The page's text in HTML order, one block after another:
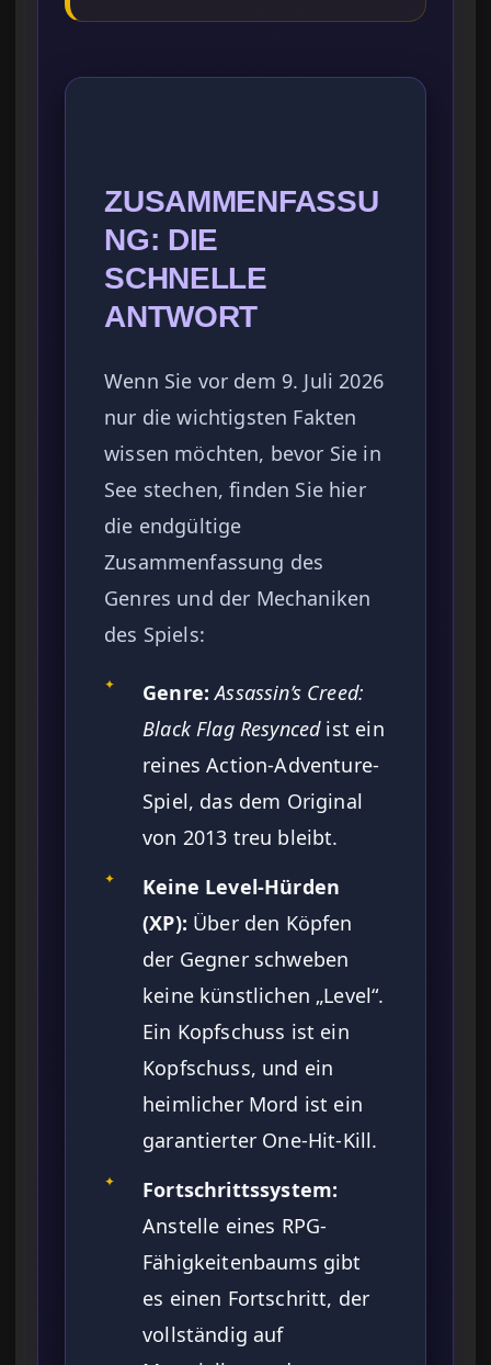
ZUSAMMENFASSU
NG: DIE
SCHNELLE
ANTWORT
Wenn Sie vor dem 9. Juli 2026
nur die wichtigsten Fakten
wissen möchten, bevor Sie in
See stechen, finden Sie hier
die endgültige
Zusammenfassung des
Genres und der Mechaniken
des Spiels:
✦ Genre: Assassin’s Creed:
Black Flag Resyncedist ein
reines Action-Adventure-
Spiel, das dem Original
von 2013 treu bleibt.
✦
Keine Level-Hürden
(XP): Über den Köpfen
der Gegner schweben
keine künstlichen „Level“.
Ein Kopfschuss ist ein
Kopfschuss, und ein
heimlicher Mord ist ein
garantierter One-Hit-Kill.
✦
Fortschrittssystem:
Anstelle eines RPG-
Fähigkeitenbaums gibt
es einen Fortschritt, der
vollständig auf